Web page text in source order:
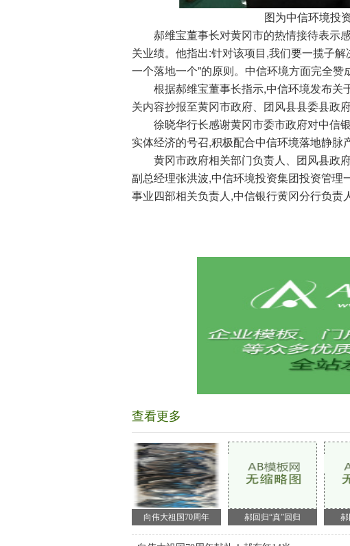
图为中信环境投资
郝维宝董事长对黄冈市的热情接待表示
关业绩。他指出:针对该项目,我们要一揽子
一个落地一个”的原则。中信环境方面完全赞
根据郝维宝董事长指示,中信环境发布关
关内容抄报至黄冈市政府、团风县县委县政
徐晓华行长感谢黄冈市委市政府对中信
实体经济的号召,积极配合中信环境落地静脉
黄冈市政府相关部门负责人、团风县政府
副总经理张洪波,中信环境投资集团投资管
事业四部相关负责人,中信银行黄冈分行负责
查看更多
向伟大祖国70周年 郝回归“真”回归 郝